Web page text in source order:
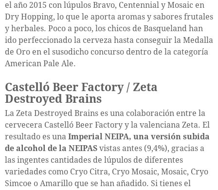
el año 2015 con lúpulos Bravo, Centennial y Mosaic en
Dry Hopping, lo que le aporta aromas y sabores frutales
y herbales. Poco a poco, los chicos de Basqueland han
ido perfeccionado la cerveza hasta conseguir la Medalla
de Oro en el susodicho concurso dentro de la categoría
American Pale Ale.
Castelló Beer Factory / Zeta
Destroyed Brains
La Zeta Destroyed Brains es una colaboración entre la
cervecera Castelló Beer Factory y la valenciana Zeta. El
resultado es una Imperial NEIPA, una versión subida
de alcohol de la NEIPAS vistas antes (9,4%), gracias a
las ingentes cantidades de lúpulos de diferentes
variedades como Cryo Citra, Cryo Mosaic, Mosaic, Cryo
Simcoe o Amarillo que se han añadido. Si tienes el